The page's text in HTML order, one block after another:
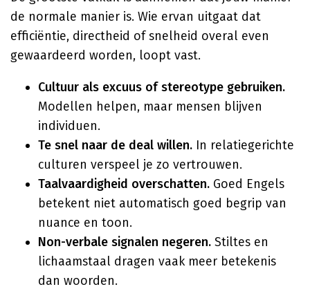
de normale manier is. Wie ervan uitgaat dat
efficiëntie, directheid of snelheid overal even
gewaardeerd worden, loopt vast.
Cultuur als excuus of stereotype gebruiken.
Modellen helpen, maar mensen blijven
individuen.
Te snel naar de deal willen. In relatiegerichte
culturen verspeel je zo vertrouwen.
Taalvaardigheid overschatten. Goed Engels
betekent niet automatisch goed begrip van
nuance en toon.
Non-verbale signalen negeren. Stiltes en
lichaamstaal dragen vaak meer betekenis
dan woorden.